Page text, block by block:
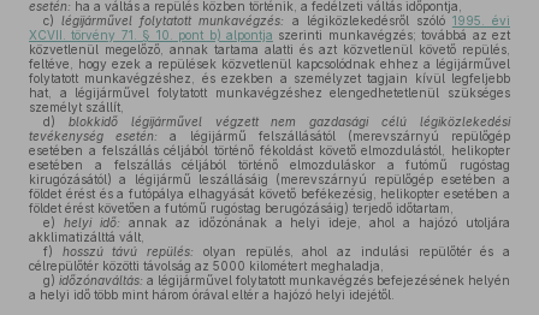
esetén: ha a váltás a repülés közben történik, a fedélzeti váltás időpontja,
c) légijárművel folytatott munkavégzés: a légiközlekedésről szóló 1995. évi
XCVII. törvény 71. § 10. pont b) alpontja szerinti munkavégzés; továbbá az ezt
közvetlenül megelőző, annak tartama alatti és azt közvetlenül követő repülés,
feltéve, hogy ezek a repülések közvetlenül kapcsolódnak ehhez a légijárművel
folytatott munkavégzéshez, és ezekben a személyzet tagjain kívül legfeljebb
hat, a légijárművel folytatott munkavégzéshez elengedhetetlenül szükséges
személyt szállít,
d)
blokkidő légijárművel végzett nem gazdasági célú légiközlekedési
tevékenység esetén: a légijármű felszállásától (merevszárnyú repülőgép
esetében a felszállás céljából történő fékoldást követő elmozdulástól, helikopter
esetében a felszállás céljából történő elmozduláskor a futómű rugóstag
kirugózásától) a légijármű leszállásáig (merevszárnyú repülőgép esetében a
földet érést és a futópálya elhagyását követő befékezésig, helikopter esetében a
földet érést követően a futómű rugóstag berugózásáig) terjedő időtartam,
e)
helyi idő: annak az időzónának a helyi ideje, ahol a hajózó utoljára
akklimatizálttá vált,
f)
hosszú távú repülés:
olyan repülés, ahol az indulási repülőtér és a
célrepülőtér közötti távolság az 5000 kilométert meghaladja,
g) időzónaváltás: a légijárművel folytatott munkavégzés befejezésének helyén
a helyi idő több mint három órával eltér a hajózó helyi idejétől.